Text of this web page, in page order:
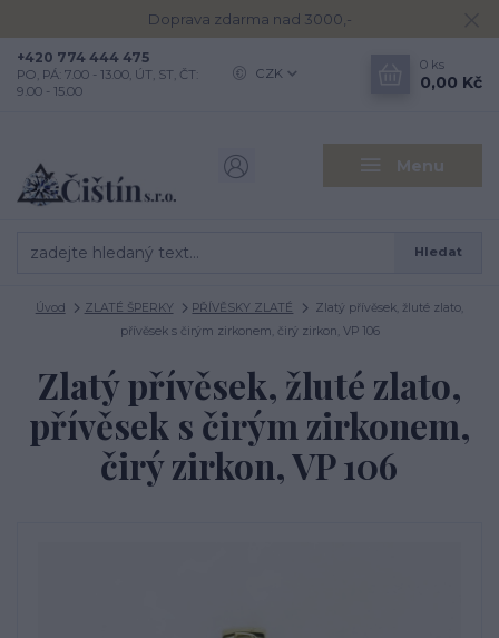
Doprava zdarma nad 3000,-
Menu
CZK
Hledat
+420 774 444 475
PO, PÁ: 7.00 - 13.00, ÚT, ST, ČT:
9.00 - 15.00
0 ks
0,00 Kč
Úvod ZLATÉ ŠPERKY PŘÍVĚSKY ZLATÉ
Zlatý přívěsek, žluté zlato,
přívěsek s čirým zirkonem, čirý zirkon, VP 106
Zlatý přívěsek, žluté zlato,
přívěsek s čirým zirkonem,
čirý zirkon, VP 106